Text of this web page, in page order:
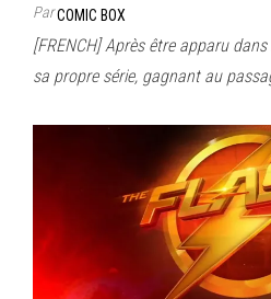
ParCOMIC BOX
[FRENCH] Après être apparu
sa propre série, gagnant au